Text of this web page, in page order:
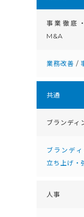
事業徹底
M&A
業務改善 /
共通
ブランディ
ブランデ
立ち上げ・
人事